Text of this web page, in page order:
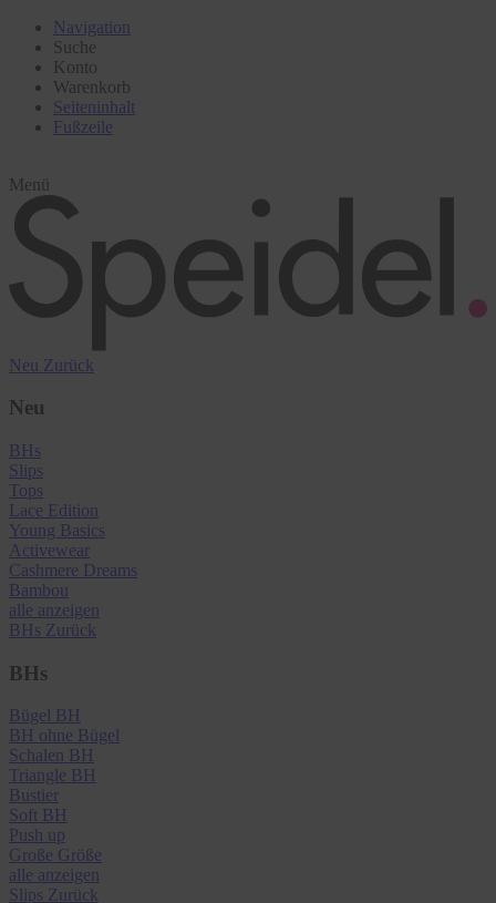
Navigation
Suche
Konto
Warenkorb
Seiteninhalt
Fußzeile
Menü
Neu Zurück
Neu
BHs
Slips
Tops
Lace Edition
Young Basics
Activewear
Cashmere Dreams
Bambou
alle anzeigen
BHs Zurück
BHs
Bügel BH
BH ohne Bügel
Schalen BH
Triangle BH
Bustier
Soft BH
Push up
Große Größe
alle anzeigen
Slips Zurück